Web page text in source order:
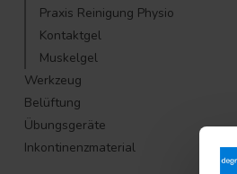
Praxis Reinigung Physio
Kontaktgel
Muskelgel
Werkzeug
Belüftung
Übungsgeräte
Inkontinenzmaterial